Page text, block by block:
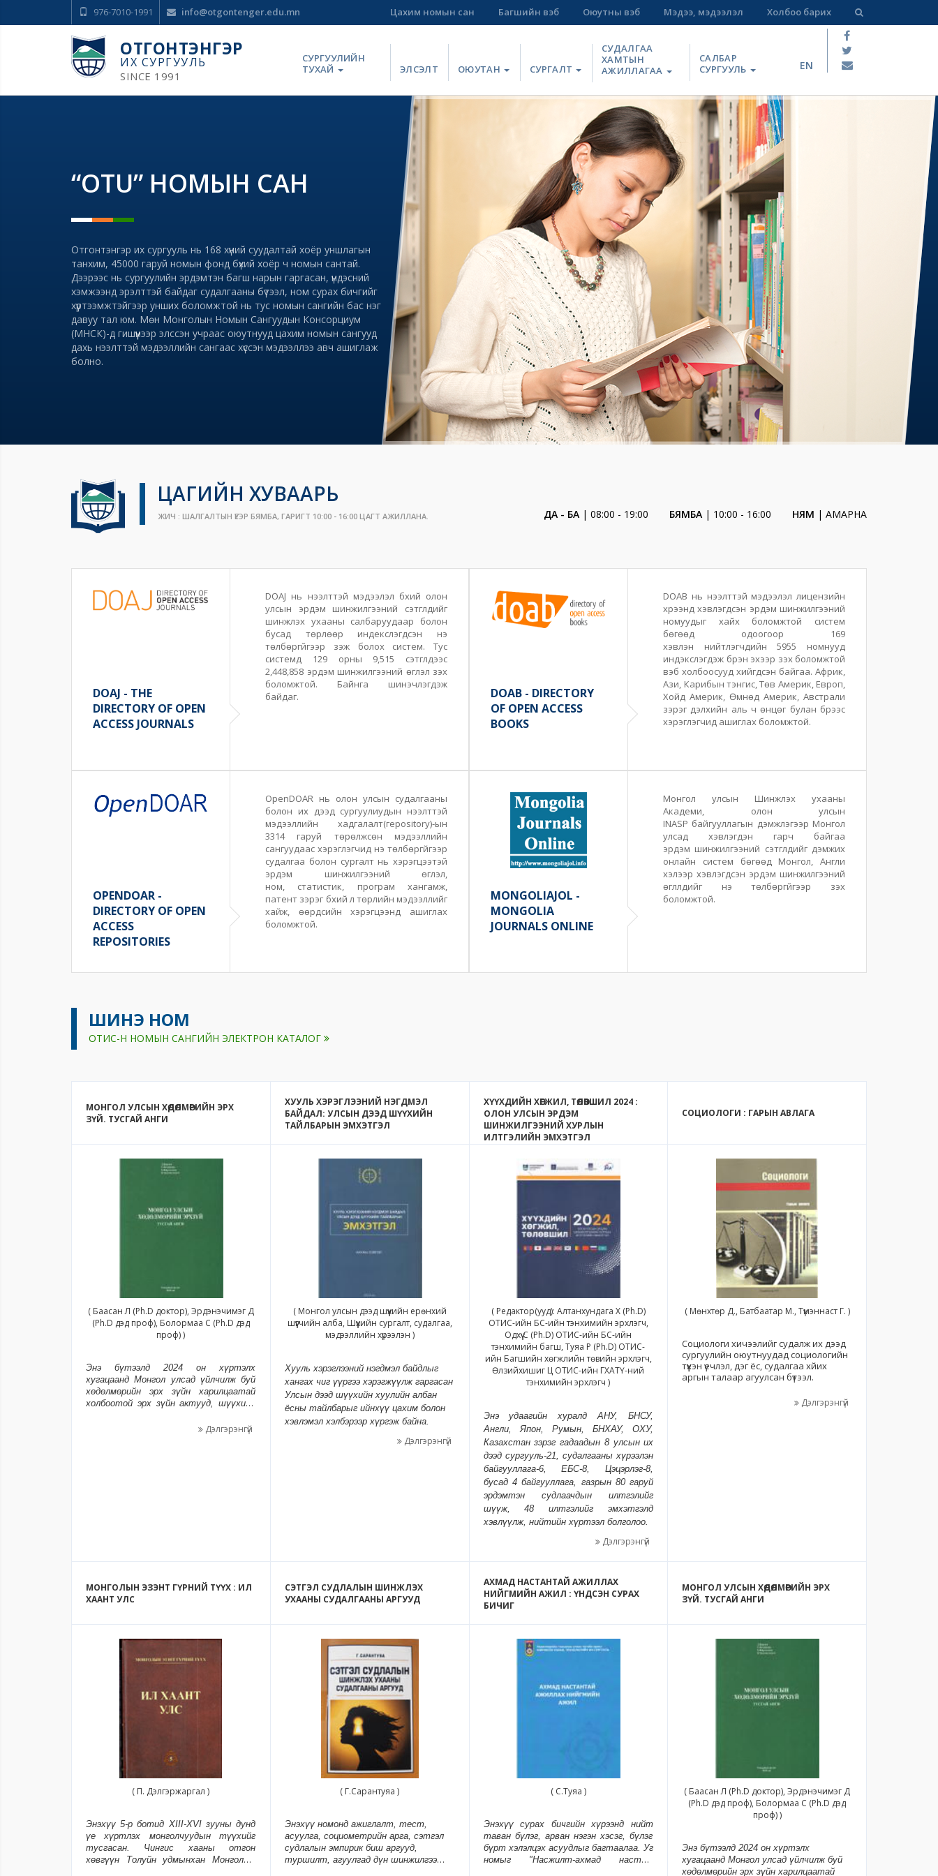
976-7010-1991 info@otgontenger.edu.mn Цахим номын сан Багшийн вэб Оюутны вэб Мэдээ, мэдээлэл Холбоо барих
ОТГОНТЭНГЭР
ИХ СУРГУУЛЬ
SINCE 1991
СУРГУУЛИЙН
ТУХАЙ
ЭЛСЭЛТ ОЮУТАН СУРГАЛТ
СУДАЛГАА
ХАМТЫН
АЖИЛЛАГАА
САЛБАР
СУРГУУЛЬ
EN
“OТU” НОМЫН САН
Отгонтэнгэр их сургууль нь 168 хүний суудалтай хоёр уншлагын
танхим, 45000 гаруй номын фонд бүхий хоёр ч номын сантай.
Дээрээс нь сургуулийн эрдэмтэн багш нарын гаргасан, үндэсний
хэмжээнд эрэлттэй байдаг судалгааны бүтээл, ном сурах бичгийг
хүртээмжтэйгээр унших боломжтой нь тус номын сангийн бас нэг
давуу тал юм. Мөн Монголын Номын Сангуудын Консорциум
(МНСК)-д гишүүнээр элссэн учраас оюутнууд цахим номын сангууд
дахь нээлттэй мэдээллийн сангаас хүссэн мэдээллээ авч ашиглаж
болно.
ЦАГИЙН ХУВААРЬ
ЖИЧ : ШАЛГАЛТЫН ҮЕЭР БЯМБА, ГАРИГТ 10:00 - 16:00 ЦАГТ АЖИЛЛАНА. ДА - БА | 08:00 - 19:00 БЯМБА | 10:00 - 16:00 НЯМ | АМАРНА
DOAJ - THE
DIRECTORY OF OPEN
ACCESS JOURNALS
DOAJ нь нээлттэй мэдээлэл бүхий олон
улсын эрдэм шинжилгээний сэтгүүлүүдийг
шинжлэх ухааны салбаруудаар болон
бусад төрлөөр индекслэгдсэн үнэ
төлбөргүйгээр үзэж болох систем. Тус
системд 129 орны 9,515 сэтгүүлүүдээс
2,448,858 эрдэм шинжилгээний өгүүлэл үзэх
боломжтой. Байнга шинэчлэгдэж
байдаг.
DOAB - DIRECTORY
OF OPEN ACCESS
BOOKS
DOAB нь нээлттэй мэдээлэл лицензийн
хүрээнд хэвлэгдсэн эрдэм шинжилгээний
номуудыг хайх боломжтой систем
бөгөөд одоогоор 169
хэвлэн нийтлэгчдийн 5955 номнууд
индэкслэгдэж бүрэн эхээр үзэх боломжтой
вэб холбоосууд хийгдсэн байгаа. Африк,
Ази, Карибын тэнгис, Төв Америк, Европ,
Хойд Америк, Өмнөд Америк, Австрали
зэрэг дэлхийн аль ч өнцөг булан бүрээс
хэрэглэгчид ашиглах боломжтой.
OPENDOAR -
DIRECTORY OF OPEN
ACCESS
REPOSITORIES
OpenDOAR нь олон улсын судалгааны
болон их дээд сургуулиудын нээлттэй
мэдээллийн хадгалалт(героsitory)-ын
3314 гаруй төрөлжсөн мэдээллийн
сангуудаас хэрэглэгчид үнэ төлбөргүйгээр
судалгаа болон сургалт нь хэрэгцээтэй
эрдэм шинжилгээний өгүүлэл,
ном, статистик, програм хангамж,
патент зэрэг бүхий л төрлийн мэдээллийг
хайж, өөрдсийн хэрэгцээнд ашиглах
боломжтой.
MONGOLIAJOL -
MONGOLIA
JOURNALS ONLINE
Монгол улсын Шинжлэх ухааны
Академи, олон улсын
INASP байгууллагын дэмжлэгээр Монгол
улсад хэвлэгдэн гарч байгаа
эрдэм шинжилгээний сэтгүүлүүдийг дэмжих
онлайн систем бөгөөд Монгол, Англи
хэлээр хэвлэгдсэн эрдэм шинжилгээний
өгүүллүүдийг үнэ төлбөргүйгээр үзэх
боломжтой.
ШИНЭ НОМ
ОТИС-Н НОМЫН САНГИЙН ЭЛЕКТРОН КАТАЛОГ
МОНГОЛ УЛСЫН ХӨДӨЛМӨРИЙН ЭРХ
ЗҮЙ. ТУСГАЙ АНГИ
( Баасан Л (Ph.D доктор), Эрдэнэчимэг Д
(Ph.D дэд проф), Болормаа С (Ph.D дэд
проф) )
Энэ бүтээлд 2024 он хүртэлх
хугацаанд Монгол улсад үйлчилж буй
хөдөлмөрийн эрх зүйн харилцаатай
холбоотой эрх зүйн актууд, шүүхийн
болно. Монгол улсын хөдөлмөрийн эрх
Дэлгэрэнгүй
ХУУЛЬ ХЭРЭГЛЭЭНИЙ НЭГДМЭЛ
БАЙДАЛ: УЛСЫН ДЭЭД ШҮҮХИЙН
ТАЙЛБАРЫН ЭМХЭТГЭЛ
( Монгол улсын дээд шүүхийн ерөнхий
шүүгчийн алба, Шүүхийн сургалт, судалгаа,
мэдээллийн хүрээлэн )
Хууль хэрэглээний нэгдмэл байдлыг
хангах чиг үүргээ хэрэгжүүлж гаргасан
Улсын дээд шүүхийн хуулийн албан
ёсны тайлбарыг ийнхүү цахим болон
хэвлэмэл хэлбэрээр хүргэж байна.
Дэлгэрэнгүй
ХҮҮХДИЙН ХӨГЖИЛ, ТӨЛӨВШИЛ 2024 :
ОЛОН УЛСЫН ЭРДЭМ
ШИНЖИЛГЭЭНИЙ ХУРЛЫН
ИЛТГЭЛИЙН ЭМХЭТГЭЛ
( Редактор(ууд): Алтанхундага Х (Ph.D)
ОТИС-ийн БС-ийн тэнхимийн эрхлэгч,
Одхүү С (Ph.D) ОТИС-ийн БС-ийн
тэнхимийн багш, Туяа Р (Ph.D) ОТИС-
ийн Багшийн хөгжлийн төвийн эрхлэгч,
Өлзийхишиг Ц ОТИС-ийн ГХАТҮ-ний
тэнхимийн эрхлэгч )
Энэ удаагийн хуралд АНУ, БНСУ,
Англи, Япон, Румын, БНХАУ, ОХУ,
Казахстан зэрэг гадаадын 8 улсын их
дээд сургууль-21, судалгааны хүрээлэн
байгууллага-6, ЕБС-8, Цэцэрлэг-8,
бусад 4 байгууллага, газрын 80 гаруй
эрдэмтэн судлаачдын илтгэлийг
шүүж, 48 илтгэлийг эмхэтгэлд
хэвлүүлж, нийтийн хүртээл болголоо.
Дэлгэрэнгүй
СОЦИОЛОГИ : ГАРЫН АВЛАГА
( Мөнхтөр Д., Батбаатар М., Түмэннаст Г. )
Социологи хичээлийг судалж их дээд
сургуулийн оюутнуудад социологийн
түүхэн үечлэл, дэг ёс, судалгаа хйих
аргын талаар агуулсан бүтээл.
Дэлгэрэнгүй
МОНГОЛЫН ЭЗЭНТ ГҮРНИЙ ТҮҮХ : ИЛ
ХААНТ УЛС
( П. Дэлгэржаргал )
Энэхүү 5-р ботид XIII-XVI зууны дунд
үе хүртлэх монголчуудын түүхийг
тусгасан. Чингис хааны отгон
хөвгүүн Толуйн удмынхан Монголын
СЭТГЭЛ СУДЛАЛЫН ШИНЖЛЭХ
УХААНЫ СУДАЛГААНЫ АРГУУД
( Г.Сарантуяа )
Энэхүү номонд ажиглалт, тест,
асуулга, социометрийн арга, сэтгэл
судлалын эмпирик биш аргууд,
туршилт, агуулгад дүн шинжилгээ
АХМАД НАСТАНТАЙ АЖИЛЛАХ
НИЙГМИЙН АЖИЛ : ҮНДСЭН СУРАХ
БИЧИГ
( С.Туяа )
Энэхүү сурах бичгийн хүрээнд нийт
таван бүлэг, арван нэгэн хэсэг, бүлэг
бүрт хэлэлцэх асуудлыг багтаалаа. Уг
номыг "Насжилт-ахмад настны
МОНГОЛ УЛСЫН ХӨДӨЛМӨРИЙН ЭРХ
ЗҮЙ. ТУСГАЙ АНГИ
( Баасан Л (Ph.D доктор), Эрдэнэчимэг Д
(Ph.D дэд проф), Болормаа С (Ph.D дэд
проф) )
Энэ бүтээлд 2024 он хүртэлх
хугацаанд Монгол улсад үйлчилж буй
хөдөлмөрийн эрх зүйн харилцаатай